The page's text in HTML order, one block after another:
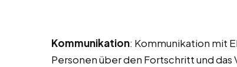
Kommunikation: Kommunikation mit
Personen über den Fortschritt und